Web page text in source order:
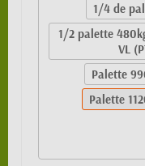
1/4 de
1/2 palette
VL
Palette
Palette